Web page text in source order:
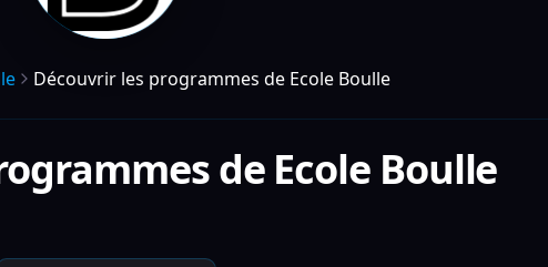
Découvrir les programmes de Ecole Boulle
de Ecole Boulle